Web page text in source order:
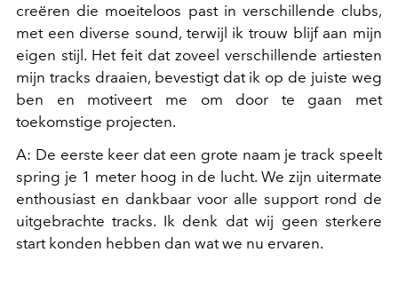
creëren die moeiteloos past in verschillende clubs,
met een diverse sound, terwijl ik trouw blijf aan mijn
eigen stijl. Het feit dat zoveel verschillende artiesten
mijn tracks draaien, bevestigt dat ik op de juiste weg
ben en motiveert me om door te gaan met
toekomstige projecten.
A: De eerste keer dat een grote naam je track speelt
spring je 1 meter hoog in de lucht. We zijn uitermate
enthousiast en dankbaar voor alle support rond de
uitgebrachte tracks. Ik denk dat wij geen sterkere
start konden hebben dan wat we nu ervaren.